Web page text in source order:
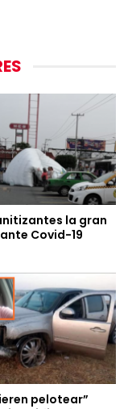
la gran
Covid-19
pelotear”